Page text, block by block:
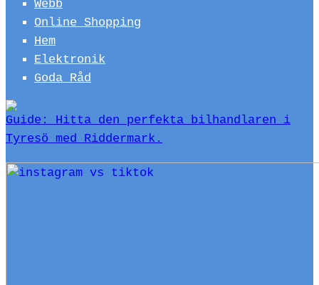
Webb
Online Shopping
Hem
Elektronik
Goda Råd
Guide: Hitta den perfekta bilhandlaren i
Tyresö med Riddermark.